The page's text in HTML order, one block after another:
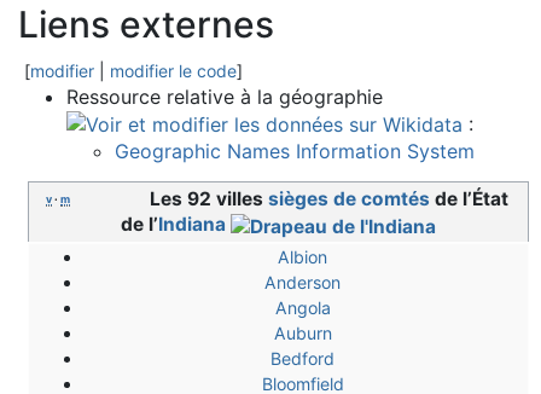
Liens externes
[modifier modifier le code]
Ressource relative à la géographie
:
Geographic Names Information System
v·m Les 92 villessièges de comtés de l’État
de l’Indiana
Albion
Anderson
Angola
Auburn
Bedford
Bloomfield